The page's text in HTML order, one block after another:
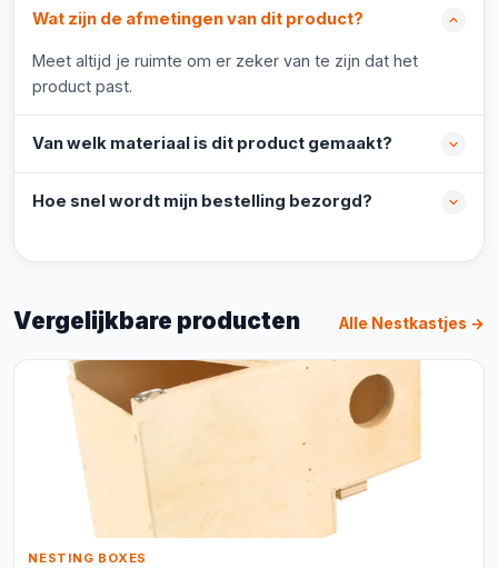
Wat zijn de afmetingen van dit product?
Meet altijd je ruimte om er zeker van te zijn dat het
product past.
Van welk materiaal is dit product gemaakt?
Hoe snel wordt mijn bestelling bezorgd?
Vergelijkbare producten Alle Nestkastjes →
NESTING BOXES